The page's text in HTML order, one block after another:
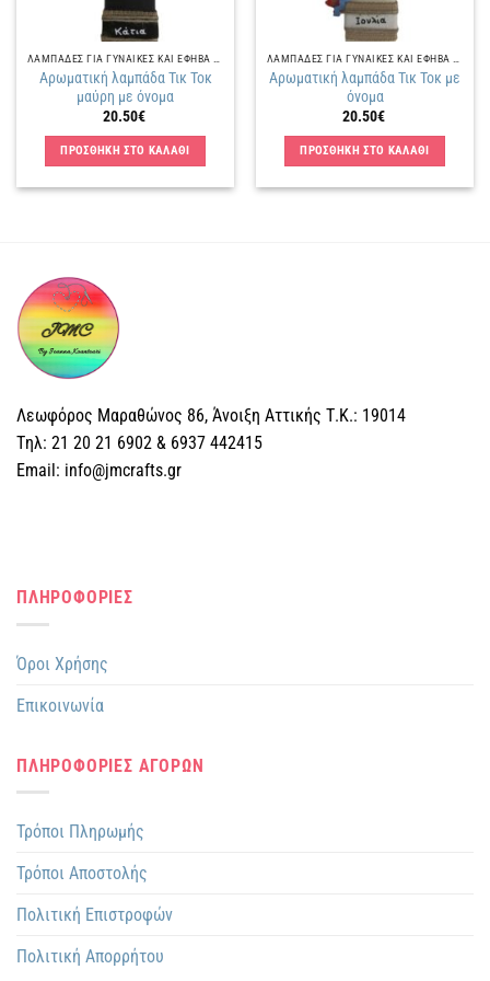
Αρωματική λαμπάδα Τικ Τοκ
μαύρη με όνομα
20.50€
ΠΡΟΣΘΗΚΗ ΣΤΟ ΚΑΛΑΘΙ
Αρωματική λαμπάδα Τικ Τοκ με
όνομα
20.50€
ΠΡΟΣΘΗΚΗ ΣΤΟ ΚΑΛΑΘΙ
Λεωφόρος Μαραθώνος 86, Άνοιξη Αττικής Τ.Κ.: 19014
Tηλ: 21 20 21 6902 & 6937 442415
Email: info@jmcrafts.gr
ΠΛΗΡΟΦΟΡΙΕΣ
Όροι Χρήσης
Επικοινωνία
ΠΛΗΡΟΦΟΡΙΕΣ ΑΓΟΡΩΝ
Τρόποι Πληρωμής
Τρόποι Αποστολής
Πολιτική Επιστροφών
Πολιτική Απορρήτου